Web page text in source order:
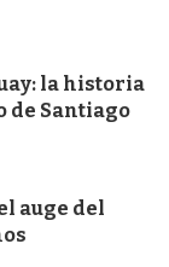
la historia
de Santiago
auge del